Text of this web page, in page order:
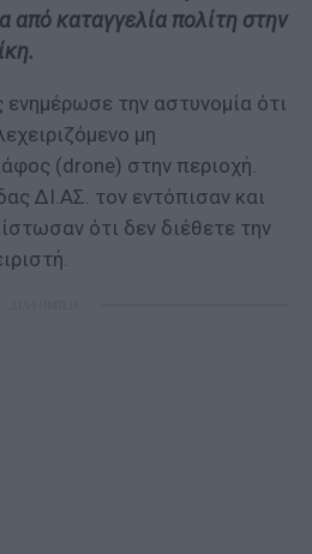
από καταγγελία πολίτη στην
ενημέρωσε την αστυνομία ότι
μη
(drone) στην περιοχή.
ΔΙ.ΑΣ. τον εντόπισαν και
ότι δεν διέθετε την